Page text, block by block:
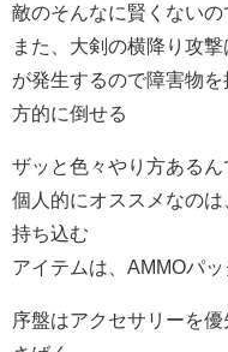
敵のそんなに賢くない
また、大剣の横降り攻
が発生するので障害物
方的に倒せる
ザッと色々やり方あるん
個人的にオススメなの
持ち込む
アイテムは、AMMOパ
序盤はアクセサリーを